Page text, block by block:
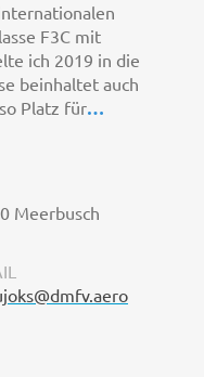
F3C mit
ich 2019 in die
beinhaltet auch
Platz für…
Meerbusch